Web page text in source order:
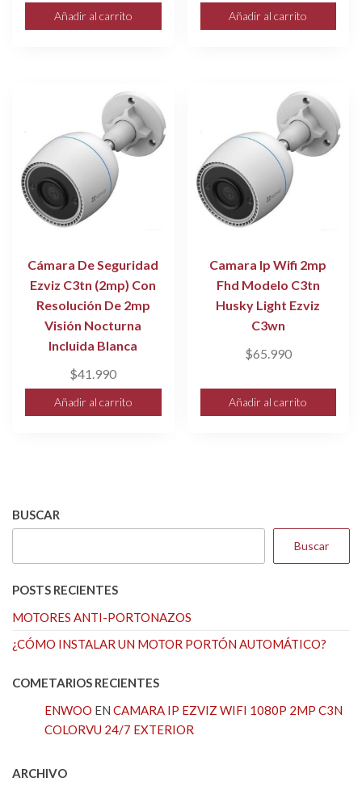
Añadir al carrito Añadir al carrito
Cámara De Seguridad
Ezviz C3tn (2mp) Con
Resolución De 2mp
Visión Nocturna
Incluida Blanca
$41.990
Añadir al carrito
Camara Ip Wifi 2mp
Fhd Modelo C3tn
Husky Light Ezviz
C3wn
$65.990
Añadir al carrito
BUSCAR
Buscar
POSTS RECIENTES
MOTORES ANTI-PORTONAZOS
¿CÓMO INSTALAR UN MOTOR PORTÓN AUTOMÁTICO?
COMETARIOS RECIENTES
ENWOO EN CAMARA IP EZVIZ WIFI 1080P 2MP C3N
COLORVU 24/7 EXTERIOR
ARCHIVO